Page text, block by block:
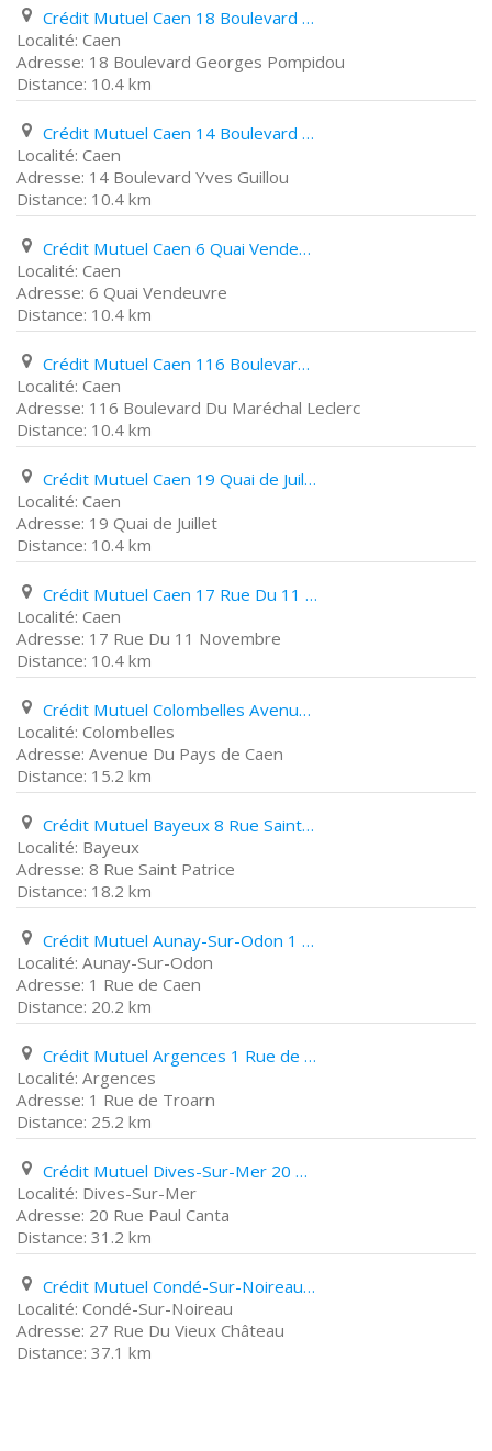
Crédit Mutuel Caen 18 Boulevard Georges Pompidou
Caen
18 Boulevard Georges Pompidou
10.4 km
Crédit Mutuel Caen 14 Boulevard Yves Guillou
Caen
14 Boulevard Yves Guillou
10.4 km
Crédit Mutuel Caen 6 Quai Vendeuvre
Caen
6 Quai Vendeuvre
10.4 km
Crédit Mutuel Caen 116 Boulevard Du Maréchal Leclerc
Caen
116 Boulevard Du Maréchal Leclerc
10.4 km
Crédit Mutuel Caen 19 Quai de Juillet
Caen
19 Quai de Juillet
10.4 km
Crédit Mutuel Caen 17 Rue Du 11 Novembre
Caen
17 Rue Du 11 Novembre
10.4 km
Crédit Mutuel Colombelles Avenue Du Pays de Caen
Colombelles
Avenue Du Pays de Caen
15.2 km
Crédit Mutuel Bayeux 8 Rue Saint Patrice
Bayeux
8 Rue Saint Patrice
18.2 km
Crédit Mutuel Aunay-Sur-Odon 1 Rue de Caen
Aunay-Sur-Odon
1 Rue de Caen
20.2 km
Crédit Mutuel Argences 1 Rue de Troarn
Argences
1 Rue de Troarn
25.2 km
Crédit Mutuel Dives-Sur-Mer 20 Rue Paul Canta
Dives-Sur-Mer
20 Rue Paul Canta
31.2 km
Crédit Mutuel Condé-Sur-Noireau 27 Rue Du Vieux Château
Condé-Sur-Noireau
27 Rue Du Vieux Château
37.1 km